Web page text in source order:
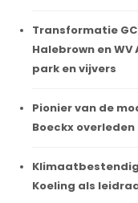
Transformatie
Halebrown en
park en vijvers
Pionier van de
Boeckx overleden
Koeling als